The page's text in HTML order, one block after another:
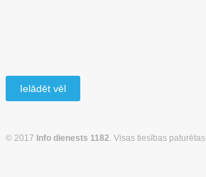
Ielādēt vēl
© 2017 Info dienests 1182 . Visas tiesības paturētas.